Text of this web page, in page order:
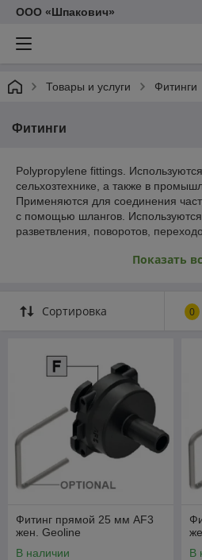
ООО «Шпакович»
Товары и услуги Фитинги
Фитинги
Polypropylene fittings.
сельхозтехнике, а также в
Применяются для соединения
с помощью шлангов.
разветвления, поворотов,
изготавливаются из химстойкого
соединением, фитинги прямые,
резьбой, тройники, соединители,
редукционный ниппель,
переходные муфты, выпускные
зажимные гайки, заглушки с
наружной резьбой,
уплотнители, прокладки.
Показать
Сортировка 0
Фитинг прямой 25 мм AF3
жен. Geoline
В наличии
В